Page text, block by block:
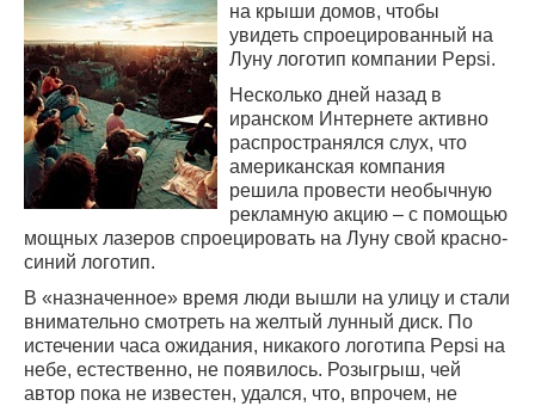
на крыши домов, чтобы
увидеть спроецированный на
Луну логотип компании Pepsi.
Несколько дней назад в
иранском Интернете активно
распространялся слух, что
американская компания
решила провести необычную
рекламную акцию – с помощью
мощных лазеров спроецировать на Луну свой красно-
синий логотип.
В «назначенное» время люди вышли на улицу и стали
внимательно смотреть на желтый лунный диск. По
истечении часа ожидания, никакого логотипа Pepsi на
небе, естественно, не появилось. Розыгрыш, чей
автор пока не известен, удался, что, впрочем, не